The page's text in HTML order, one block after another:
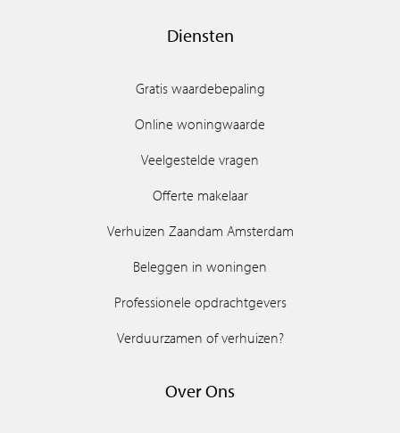
Diensten
Gratis waardebepaling
Online woningwaarde
Veelgestelde vragen
Offerte makelaar
Verhuizen Zaandam Amsterdam
Beleggen in woningen
Professionele opdrachtgevers
Verduurzamen of verhuizen?
Over Ons